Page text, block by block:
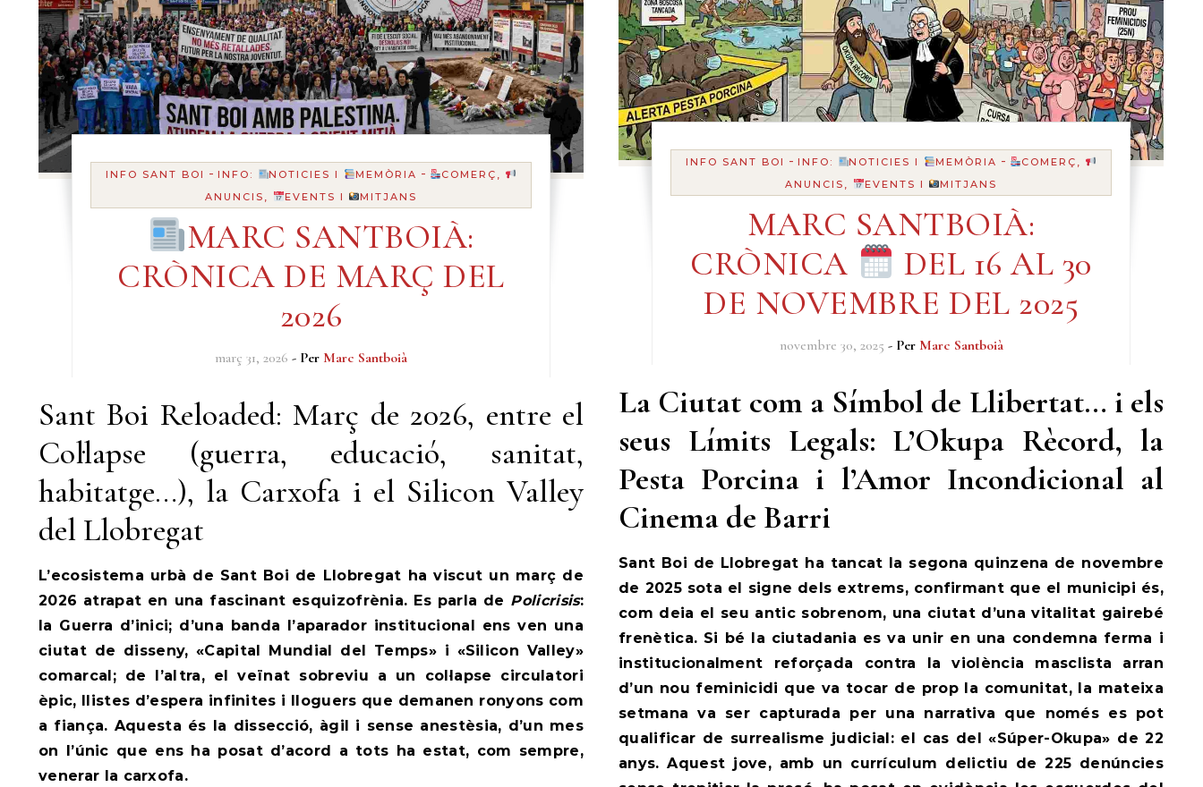
INFO SANT BOI - INFO: NOTICIES I MEMÒRIA -
COMERÇ,
ANUNCIS,
EVENTS I MITJANS
MARC SANTBOIÀ:
CRÒNICA DE MARÇ DEL
2026
març 31, 2026 - Per Marc Santboià
Sant Boi Reloaded: Març de 2026, entre el
Col·lapse (guerra, educació, sanitat,
habitatge…), la Carxofa i el Silicon Valley
del Llobregat
L’ecosistema urbà de Sant Boi de Llobregat ha viscut un març de
2026 atrapat en una fascinant esquizofrènia. Es parla de Policrisis:
la Guerra d’inici; d’una banda l’aparador institucional ens ven una
ciutat de disseny, «Capital Mundial del Temps» i «Silicon Valley»
comarcal; de l’altra, el veïnat sobreviu a un col·lapse circulatori
èpic, llistes d’espera infinites i lloguers que demanen ronyons com
a fiança. Aquesta és la dissecció, àgil i sense anestèsia, d’un mes
on l’únic que ens ha posat d’acord a tots ha estat, com sempre,
venerar la carxofa.
INFO SANT BOI - INFO: NOTICIES I MEMÒRIA -
COMERÇ,
ANUNCIS,
EVENTS I MITJANS
MARC SANTBOIÀ:
CRÒNICA
DEL 16 AL 30
DE NOVEMBRE DEL 2025
novembre 30, 2025 - Per Marc Santboià
La Ciutat com a Símbol de Llibertat… i els
seus Límits Legals: L’Okupa Rècord, la
Pesta Porcina i l’Amor Incondicional al
Cinema de Barri
Sant Boi de Llobregat ha tancat la segona quinzena de novembre
de 2025 sota el signe dels extrems, confirmant que el municipi és,
com deia el seu antic sobrenom, una ciutat d’una vitalitat gairebé
frenètica. Si bé la ciutadania es va unir en una condemna ferma i
institucionalment reforçada contra la violència masclista arran
d’un nou feminicidi que va tocar de prop la comunitat, la mateixa
setmana va ser capturada per una narrativa que només es pot
qualificar de surrealisme judicial: el cas del «Súper-Okupa» de 22
anys. Aquest jove, amb un currículum delictiu de 225 denúncies